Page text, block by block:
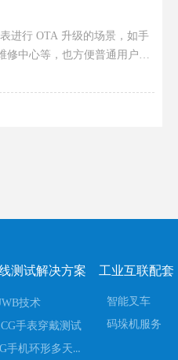
。
进行 OTA 升级的场景，如手
修中心等，也方便普通用户快
用体验。
测试解决方案
技术
手表穿戴测试
5G手机环形多天线一站式测试
智能叉车
码垛机服务
工业互联配套